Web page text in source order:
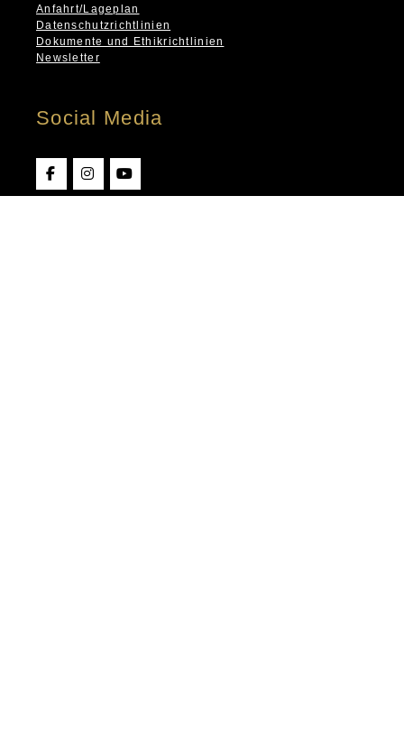
Anfahrt/Lageplan
Datenschutzrichtlinien
Dokumente und Ethikrichtlinien
Newsletter
Social Media